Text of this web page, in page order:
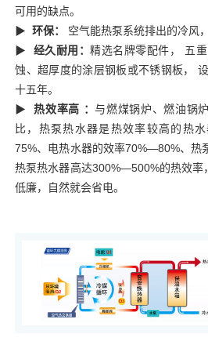
可用的缺点。
▶环保： 空气能热泵系统排出的冷风
▶ 经久耐用：精选名牌零配件， 五
蚀、超厚度的涂层钢板或不锈钢板，
十五年。
▶热效率高 ：与燃煤锅炉、燃油锅
比，热泵热水器是热效率较高的热
75%、电热水器的效率70%—80%、热
热泵热水器高达300%—500%的热效率
低廉，自然就会省电。